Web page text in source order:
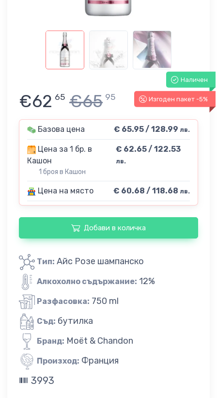
Наличен
Изгоден пакет -5%
€62 65 €65 95
Базова цена € 65.95 / 128.99 лв.
Цена за 1 бр. в
Кашон
1 броя в Кашон
€ 62.65 / 122.53
лв.
Цена на място € 60.68 / 118.68 лв.
Добави в количка
Тип: Айс Розе шампанско
Алкохолно съдържание: 12%
Разфасовка: 750 ml
Съд: бутилка
Бранд: Moët & Chandon
Произход: Франция
3993